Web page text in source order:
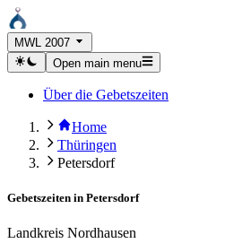
MWL 2007
Open main menu
Über die Gebetszeiten
Home
Thüringen
Petersdorf
Gebetszeiten in Petersdorf
Landkreis Nordhausen